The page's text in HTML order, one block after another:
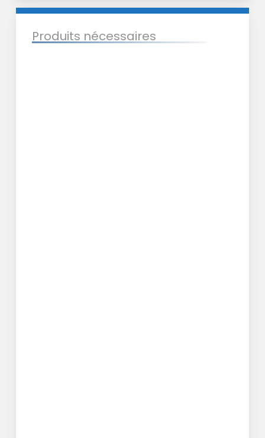
10.1080/10255842.2020.1816299
Produits nécessaires